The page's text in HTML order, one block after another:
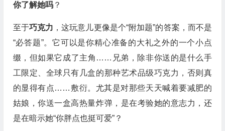
你了解她吗？
至于巧克力 ，这玩意儿更像是个“附加题”的答案，而不是
“必答题”。它可以是你精心准备的大礼之外的一个小点
缀，但如果它成了主角……兄弟，除非你送的是什么手
工限定、全球只有几盒的那种艺术品级巧克力，否则真
的显得有点……敷衍。尤其是对那些天天喊着要减肥的
姑娘，你送一盒高热量炸弹，是在考验她的意志力，还
是在暗示她“你胖点也挺可爱”？